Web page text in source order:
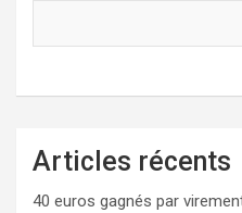
Articles récents
40 euros gagnés par